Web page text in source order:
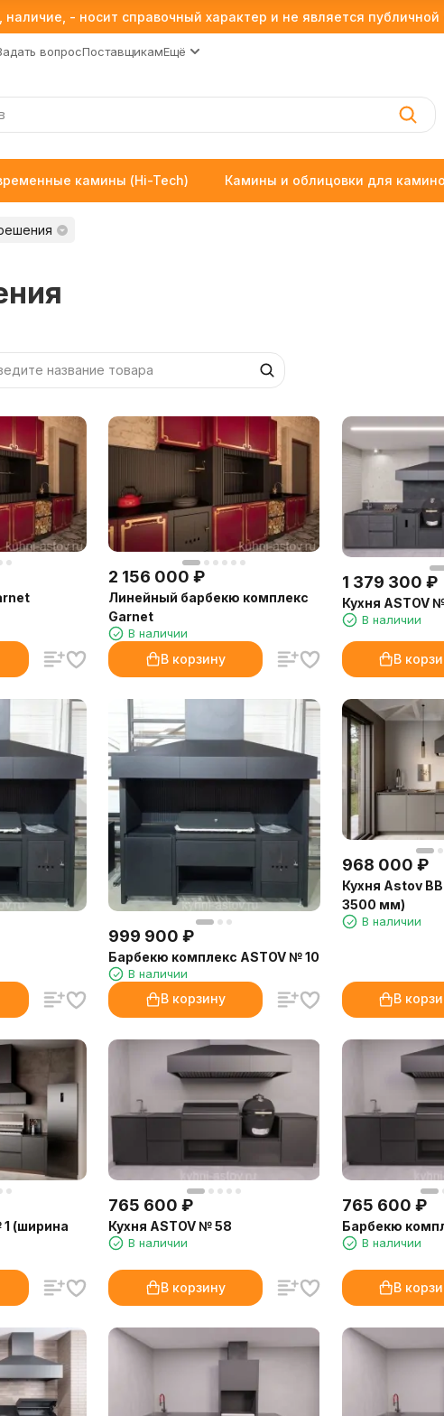
- носит справочный характер и не является
вопросПоставщикамЕщё
камины (Hi-Tech) Камины и облицовки для
2 156 000 ₽
Линейный барбекю комплекс
Garnet
В наличии
В корзину
1 379 300 ₽
Кухня ASTOV
В наличии
В
999 900 ₽
Барбекю комплекс ASTOV № 10
В наличии
В корзину
968 000 ₽
Кухня Astov
3500 мм)
В наличии
В
1 (ширина
765 600 ₽
Кухня ASTOV № 58
В наличии
В корзину
765 600 ₽
Барбекю
В наличии
В